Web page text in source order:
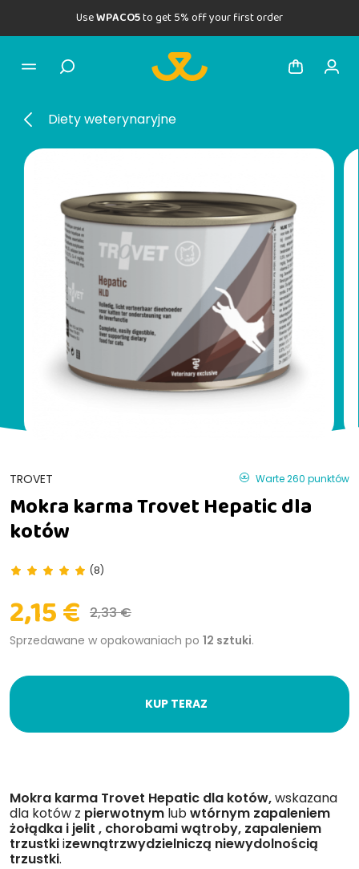
UseWPACO5to get 5% off your first order
Diety weterynaryjne
TROVET Warte 260 punktów
Mokra karma Trovet Hepatic dla
kotów
(8)
2,15 € 2,33 €
Sprzedawane w opakowaniach po 12 sztuki.
KUP TERAZ
Mokra karma Trovet Hepatic dla kotów,wskazana
dla kotów z pierwotnym lubwtórnym zapaleniem
żołądka i jelit , chorobami wątroby, zapaleniem
trzustkiizewnątrzwydzielniczą niewydolnością
trzustki.